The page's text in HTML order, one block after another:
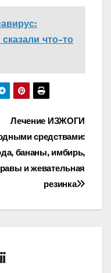
что-то
Лечение ИЗЖОГИ
средствами:
бананы, имбирь,
и жевательная
резинка